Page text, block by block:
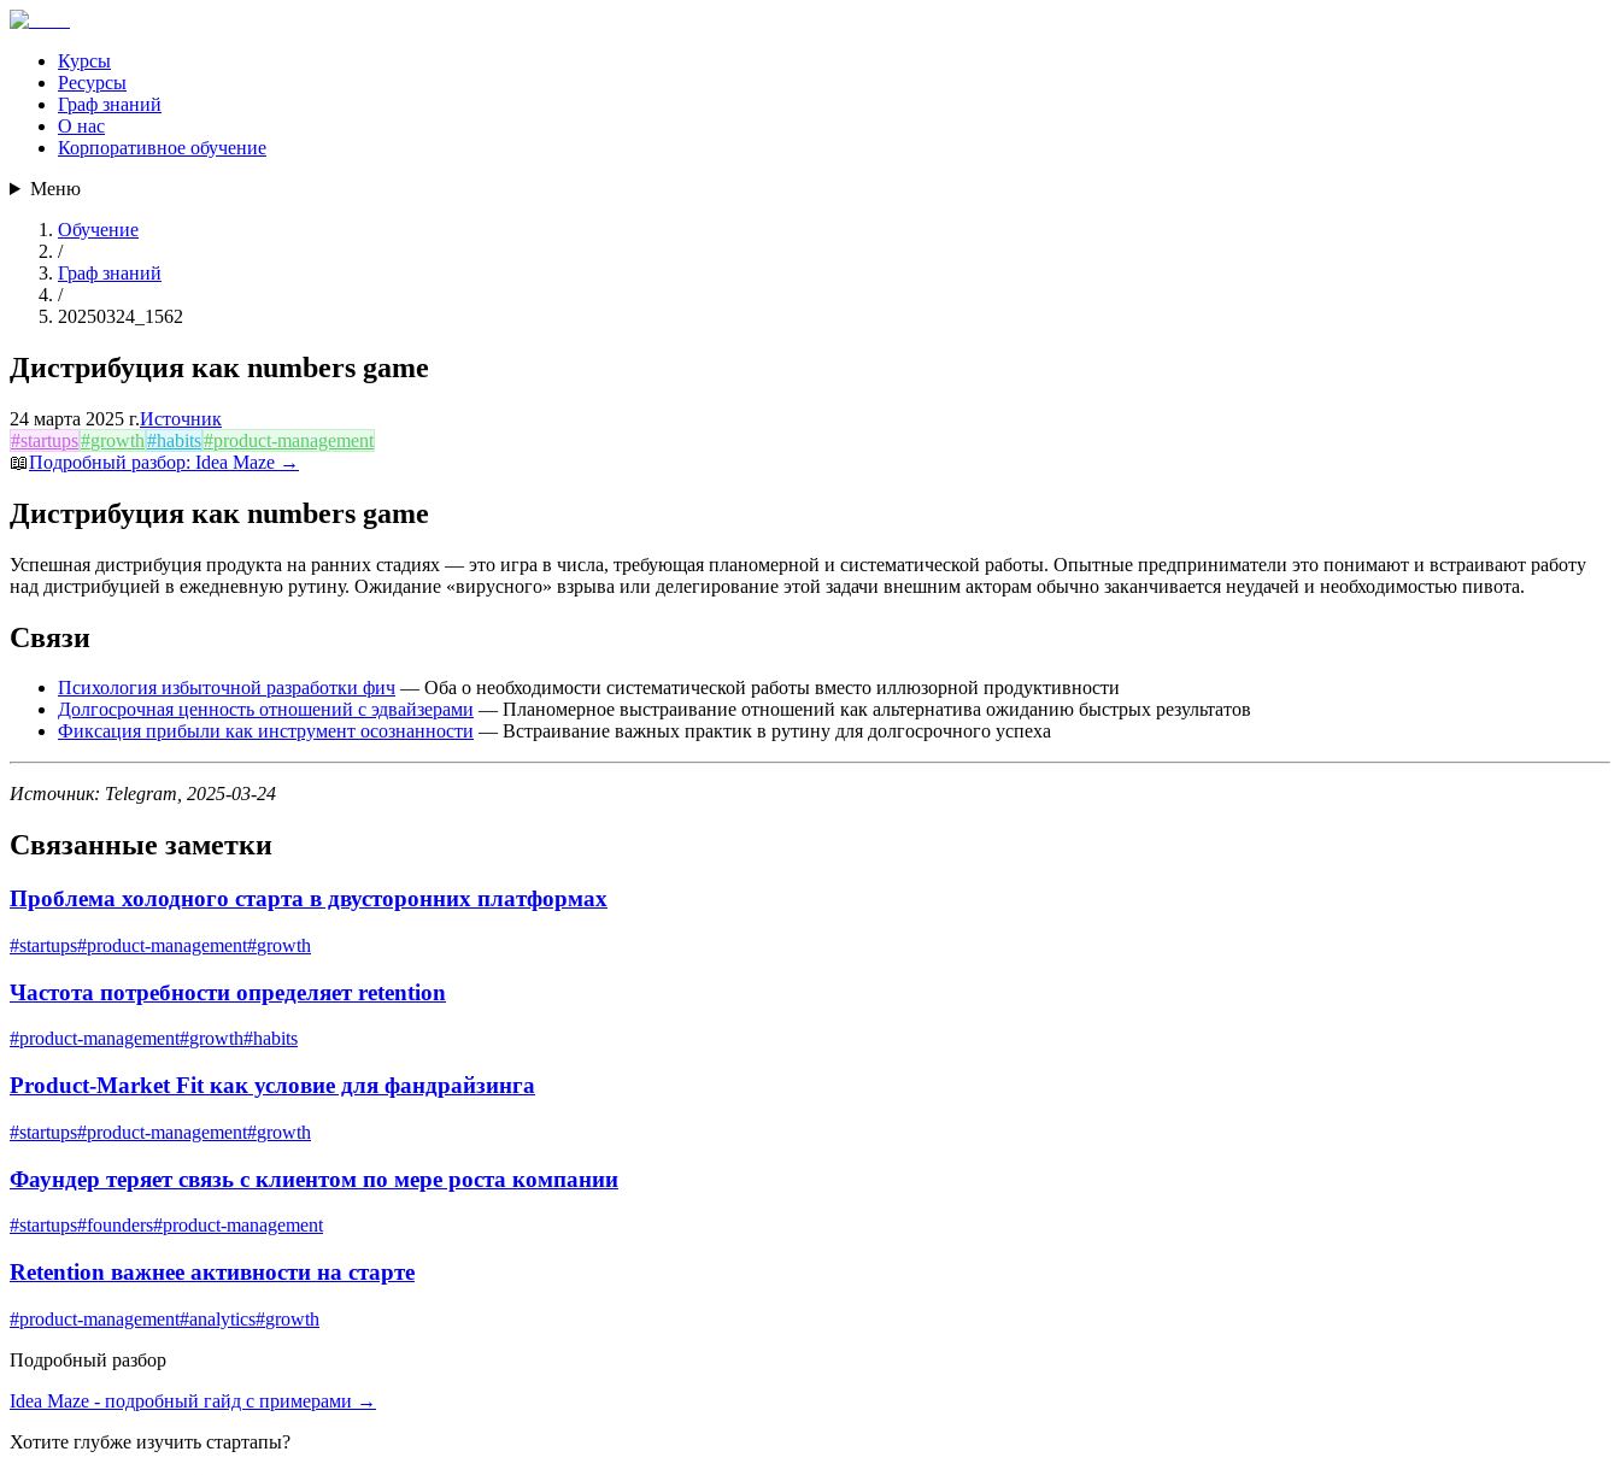
Курсы
Ресурсы
Граф знаний
О нас
Корпоративное обучение
Меню
Обучение
/
Граф знаний
/
20250324_1562
Дистрибуция как numbers game
24 марта 2025 г.Источник
#startups#growth#habits#product-management
📖Подробный разбор: Idea Maze →
Дистрибуция как numbers game
Успешная дистрибуция продукта на ранних стадиях — это игра в числа, требующая планомерной и систематической работы. Опытные предприниматели это понимают и встраивают работу
над дистрибуцией в ежедневную рутину. Ожидание «вирусного» взрыва или делегирование этой задачи внешним акторам обычно заканчивается неудачей и необходимостью пивота.
Связи
Психология избыточной разработки фич — Оба о необходимости систематической работы вместо иллюзорной продуктивности
Долгосрочная ценность отношений с эдвайзерами — Планомерное выстраивание отношений как альтернатива ожиданию быстрых результатов
Фиксация прибыли как инструмент осознанности — Встраивание важных практик в рутину для долгосрочного успеха
Источник: Telegram, 2025-03-24
Связанные заметки
Проблема холодного старта в двусторонних платформах
#startups#product-management#growth
Частота потребности определяет retention
#product-management#growth#habits
Product-Market Fit как условие для фандрайзинга
#startups#product-management#growth
Фаундер теряет связь с клиентом по мере роста компании
#startups#founders#product-management
Retention важнее активности на старте
#product-management#analytics#growth
Подробный разбор
Idea Maze - подробный гайд с примерами →
Хотите глубже изучить стартапы?